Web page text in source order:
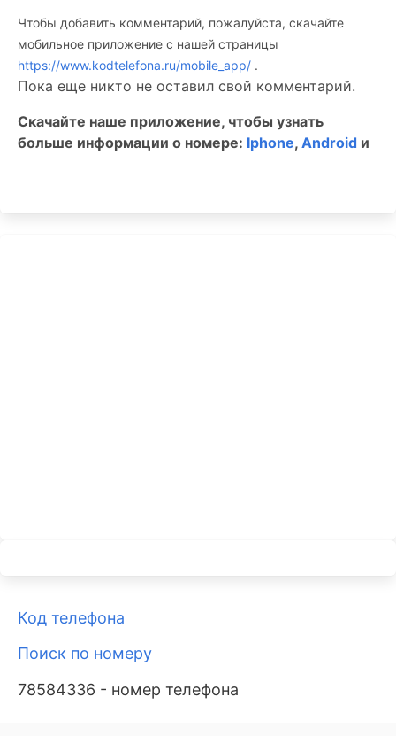
Чтобы добавить комментарий, пожалуйста, скачайте
мобильное приложение c нашей страницы
https://www.kodtelefona.ru/mobile_app/ .
Пока еще никто не оставил свой комментарий.
Скачайте наше приложение, чтобы узнать
больше информации о номере: Iphone, Android и
Код телефона
Поиск по номеру
78584336 - номер телефона